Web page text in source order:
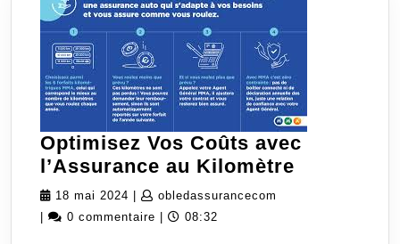
Optimisez Vos Coûts avec
l’Assurance au Kilomètre
18 mai 2024 18
mai
obledassurancecom
0 commentaire 08:32